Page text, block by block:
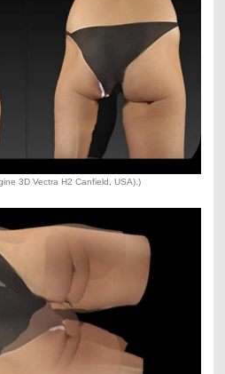
3D Vectra H2 Canfield, USA).)